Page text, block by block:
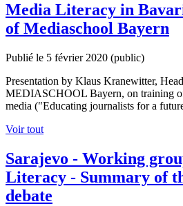
Media Literacy in
of Mediaschool Bayern
Publié le 5 février 2020 (public)
Presentation by Klaus Kranewitter,
MEDIASCHOOL Bayern, on training
media ("Educating journalists for a
Voir tout
Sarajevo - Working
Literacy - Summary of
debate